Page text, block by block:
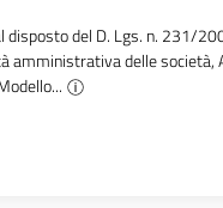
disposto del D. Lgs. n. 231/
amministrativa delle società,